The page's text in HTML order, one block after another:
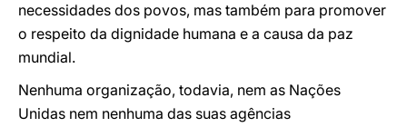
necessidades dos povos, mas também para promover
o respeito da dignidade humana e a causa da paz
mundial.
Nenhuma organização, todavia, nem as Nações
Unidas nem nenhuma das suas agências